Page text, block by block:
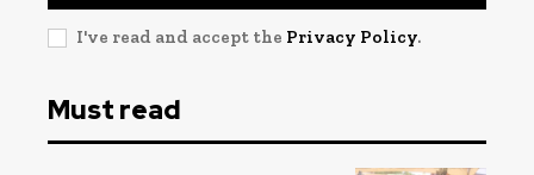
I've read and accept the Privacy Policy.
Must read